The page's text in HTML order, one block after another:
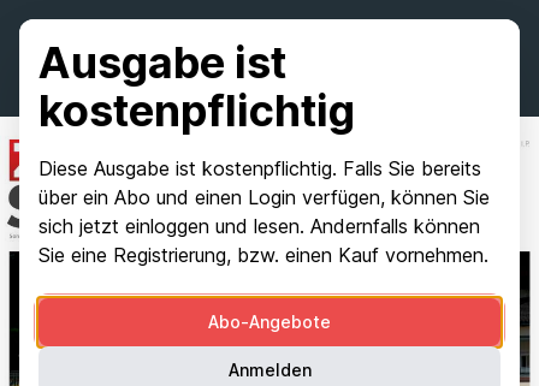
Ausgabe ist
kostenpflichtig
Diese Ausgabe ist kostenpflichtig. Falls Sie bereits
über ein Abo und einen Login verfügen, können Sie
sich jetzt einloggen und lesen. Andernfalls können
Sie eine Registrierung, bzw. einen Kauf vornehmen.
Abo-Angebote
Anmelden